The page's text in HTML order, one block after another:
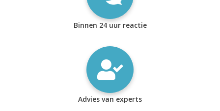
Binnen 24 uur reactie
Advies van experts